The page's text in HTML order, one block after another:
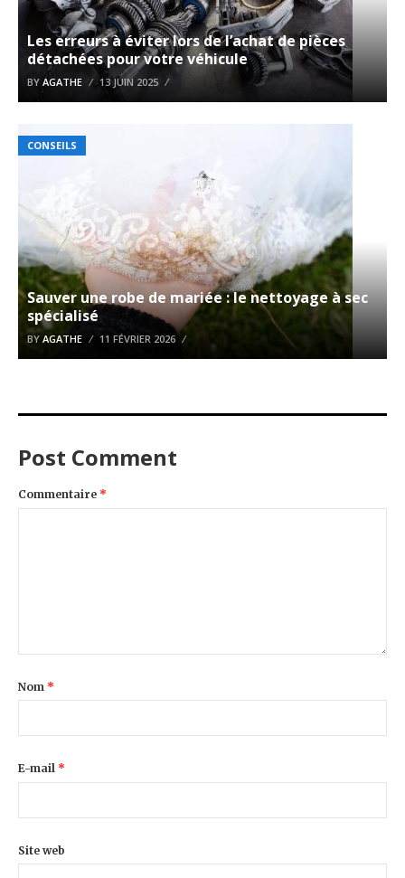
Les erreurs à éviter lors de l’achat de pièces
détachées pour votre véhicule
BY AGATHE 13 JUIN 2025
CONSEILS
Sauver une robe de mariée : le nettoyage à sec
spécialisé
BY AGATHE 11 FÉVRIER 2026
Post Comment
Commentaire *
Nom *
E-mail *
Site web